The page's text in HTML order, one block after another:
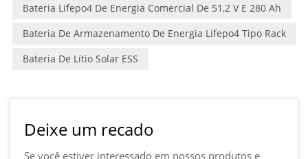
Bateria Lifepo4 De Energia Comercial De 51,2 V E 280 Ah
Bateria De Armazenamento De Energia Lifepo4 Tipo Rack
Bateria De Lítio Solar ESS
Deixe um recado
Se você estiver interessado em nossos produtos e